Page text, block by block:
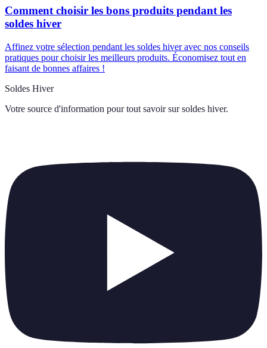
Comment choisir les bons produits pendant les
soldes hiver
Affinez votre sélection pendant les soldes hiver avec nos conseils
pratiques pour choisir les meilleurs produits. Économisez tout en
faisant de bonnes affaires !
Soldes Hiver
Votre source d'information pour tout savoir sur soldes hiver.